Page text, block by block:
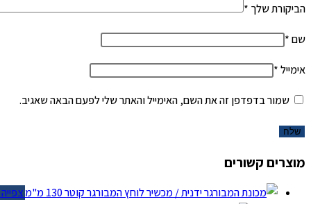
הביקורת שלך*
שם*
אימייל*
שמור בדפדפן זה את השם, האימייל והאתר שלי לפעם הבאה שאגיב.
מוצרים קשורים
צפייה